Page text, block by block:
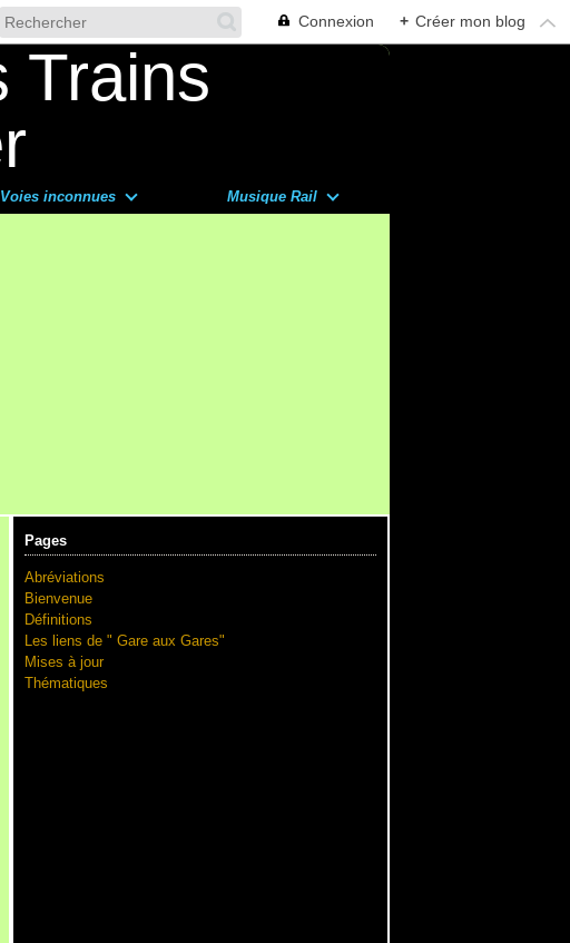
Connexion + Créer mon blog
Voies inconnues Musique Rail
Pages
Abréviations
Bienvenue
Définitions
Les liens de " Gare aux Gares"
Mises à jour
Thématiques